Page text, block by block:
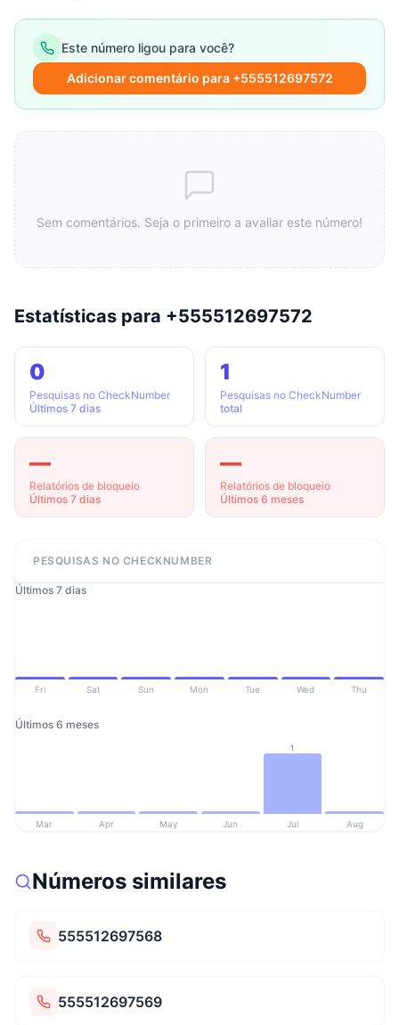
Este número ligou para você?
Adicionar comentário para +555512697572
Sem comentários. Seja o primeiro a avaliar este número!
Estatísticas para +555512697572
0
Pesquisas no CheckNumber
Últimos 7 dias
1
Pesquisas no CheckNumber
total
—
Relatórios de bloqueio
Últimos 7 dias
—
Relatórios de bloqueio
Últimos 6 meses
PESQUISAS NO CHECKNUMBER
Últimos 7 dias
Fri Sat Sun Mon Tue Wed Thu
Últimos 6 meses
1
Mar Apr May Jun Jul Aug
Números similares
555512697568
555512697569